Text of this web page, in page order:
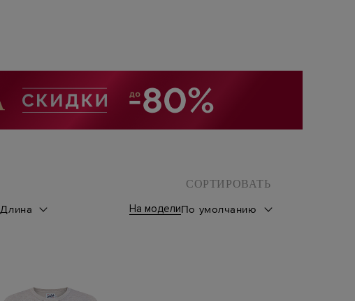
Длина
На модели
СОРТИРОВАТЬ
По умолчанию